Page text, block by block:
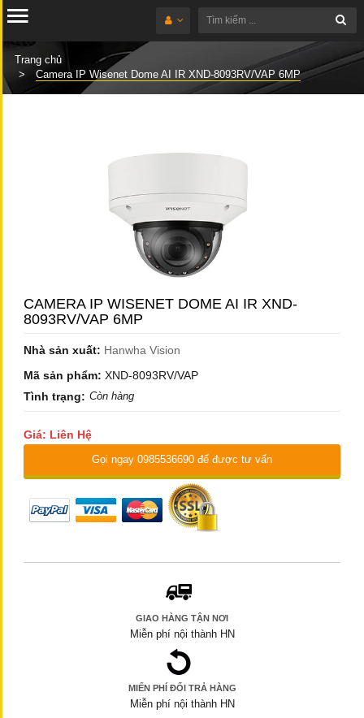
Trang chủ
Camera IP Wisenet Dome AI IR XND-8093RV/VAP 6MP
CAMERA IP WISENET DOME AI IR XND-
8093RV/VAP 6MP
Nhà sản xuất: Hanwha Vision
Mã sản phẩm: XND-8093RV/VAP
Tình trạng: Còn hàng
Giá: Liên Hệ
Gọi ngay 0985536690 để được tư vấn
GIAO HÀNG TẬN NƠI
Miễn phí nội thành HN
MIẾN PHÍ ĐỔI TRẢ HÀNG
Miễn phí nội thành HN